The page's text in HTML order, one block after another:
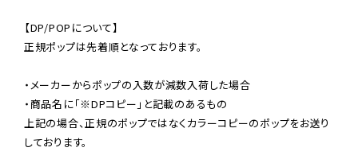
【DP/POPについて】
正規ポップは先着順となっております。
・メーカーからポップの入数が減数入荷した場合
・商品名に「※DPコピー」と記載のあるもの
上記の場合、正規のポップではなくカラーコピーのポップをお送り
しております。